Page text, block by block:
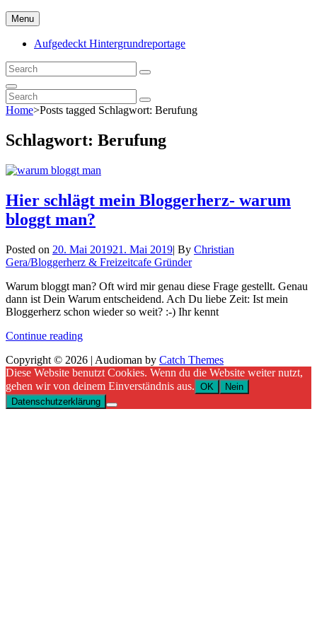
Skip
to
content
Menu
Aufgedeckt Hintergrundreportage
Search
for:
Search
Search
Search
for:
Search
Home>Posts tagged Schlagwort: Berufung
Schlagwort: Berufung
Hier schlägt mein Bloggerherz- warum
bloggt man?
Posted on 20. Mai 201921. Mai 2019| By Byline
Christian
Gera/Bloggerherz & Freizeitcafe Gründer
Warum bloggt man? Oft wird mir genau diese Frage gestellt. Genau
dann ist Dein Warum entscheidend. Ach Du liebe Zeit: Ist mein
Bloggerherz schon wieder so weit? :-) Ihr kennt
Continue readingHier
mein
Bloggerherz-
warum
bloggt
man?
Copyright © 2026 | Audioman by Catch Themes
Scroll
Up
Diese Website benutzt Cookies. Wenn du die Website weiter nutzt,
gehen wir von deinem Einverständnis aus. OK
Nein
Datenschutzerklärung